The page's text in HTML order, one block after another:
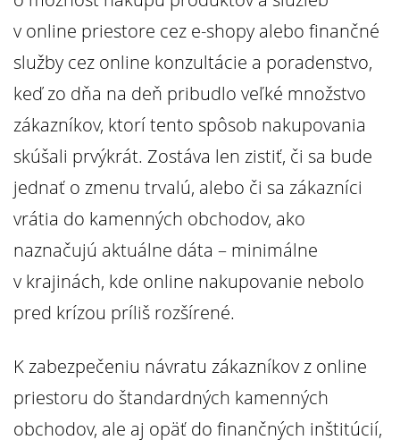
v online priestore cez e-shopy alebo finančné
služby cez online konzultácie a poradenstvo,
keď zo dňa na deň pribudlo veľké množstvo
zákazníkov, ktorí tento spôsob nakupovania
skúšali prvýkrát. Zostáva len zistiť, či sa bude
jednať o zmenu trvalú, alebo či sa zákazníci
vrátia do kamenných obchodov, ako
naznačujú aktuálne dáta – minimálne
v krajinách, kde online nakupovanie nebolo
pred krízou príliš rozšírené.
K zabezpečeniu návratu zákazníkov z online
priestoru do štandardných kamenných
obchodov, ale aj opäť do finančných inštitúcií,